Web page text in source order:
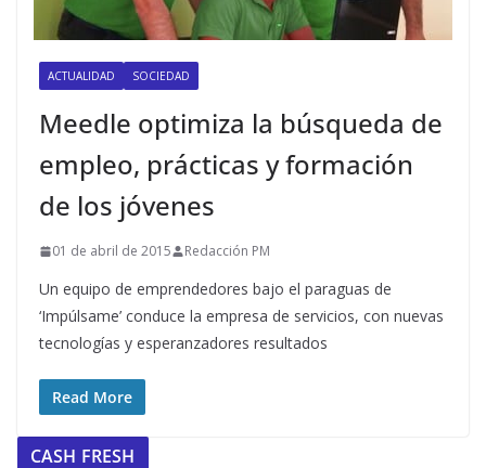
ACTUALIDAD SOCIEDAD
Meedle optimiza la búsqueda de
empleo, prácticas y formación
de los jóvenes
01 de abril de 2015 Redacción PM
Un equipo de emprendedores bajo el paraguas de
‘Impúlsame’ conduce la empresa de servicios, con nuevas
tecnologías y esperanzadores resultados
Read More
CASH FRESH